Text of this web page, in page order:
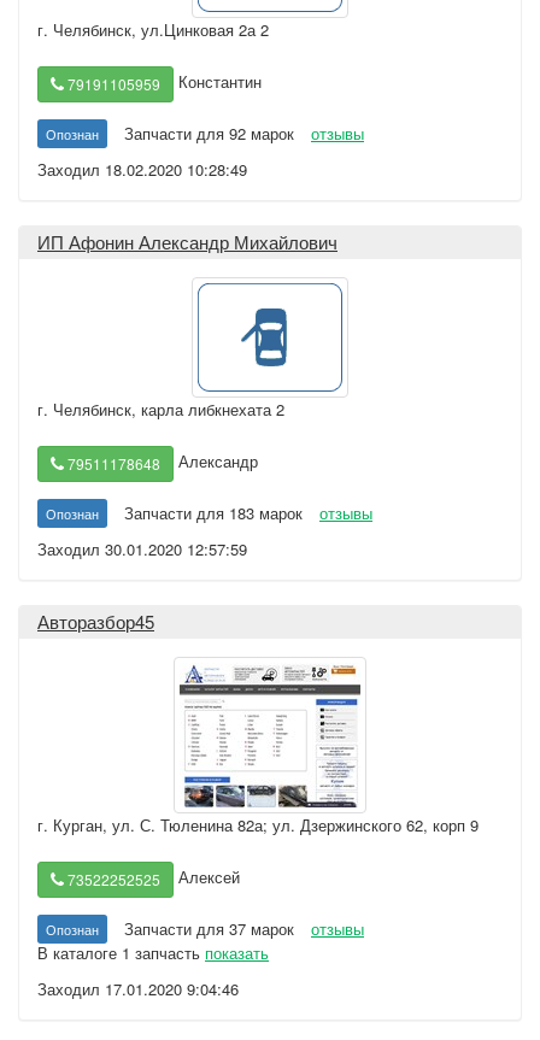
г. Челябинск, ул.Цинковая 2а 2
79191105959 Константин
Опознан Запчасти для 92 марок
отзывы
Заходил 18.02.2020 10:28:49
ИП Афонин Александр Михайлович
г. Челябинск, карла либкнехата 2
79511178648 Александр
Опознан Запчасти для 183 марок
отзывы
Заходил 30.01.2020 12:57:59
Авторазбор45
г. Курган, ул. С. Тюленина 82а; ул. Дзержинского 62, корп 9
73522252525 Алексей
Опознан Запчасти для 37 марок
отзывы
В каталоге 1 запчасть показать
Заходил 17.01.2020 9:04:46